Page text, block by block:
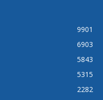
9901
6903
5843
5315
2282